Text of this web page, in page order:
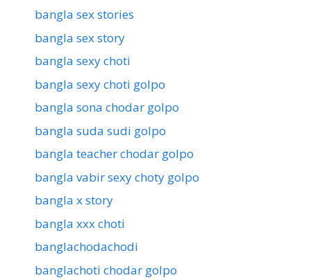
bangla sex stories
bangla sex story
bangla sexy choti
bangla sexy choti golpo
bangla sona chodar golpo
bangla suda sudi golpo
bangla teacher chodar golpo
bangla vabir sexy choty golpo
bangla x story
bangla xxx choti
banglachodachodi
banglachoti chodar golpo